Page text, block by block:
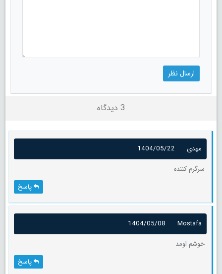
3 دیدگاه
مهدی
1404/05/22
سرگرم کننده
پاسخ
Mostafa
1404/05/08
خوشم اومد
پاسخ